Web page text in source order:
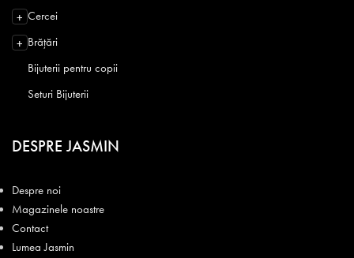
+ Cercei
+ Brățări
Bijuterii pentru copii
Seturi Bijuterii
DESPRE JASMIN
Despre noi
Magazinele noastre
Contact
Lumea Jasmin